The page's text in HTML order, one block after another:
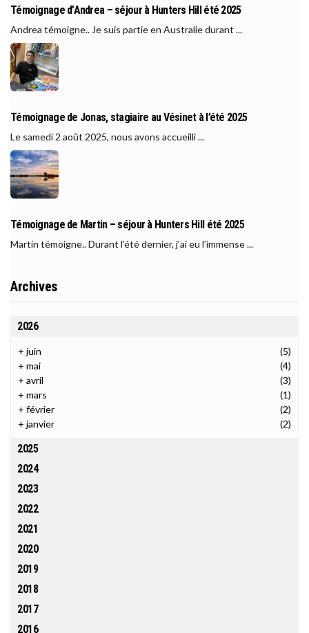
Témoignage d’Andrea – séjour à Hunters Hill été 2025
Andrea témoigne.. Je suis partie en Australie durant ...
Témoignage de Jonas, stagiaire au Vésinet à l’été 2025
Le samedi 2 août 2025, nous avons accueilli ...
Témoignage de Martin – séjour à Hunters Hill été 2025
Martin témoigne.. Durant l’été dernier, j’ai eu l’immense ...
Archives
2026
+ juin
(5)
+ mai
(4)
+ avril
(3)
+ mars
(1)
+ février
(2)
+ janvier (2)
2025
2024
2023
2022
2021
2020
2019
2018
2017
2016